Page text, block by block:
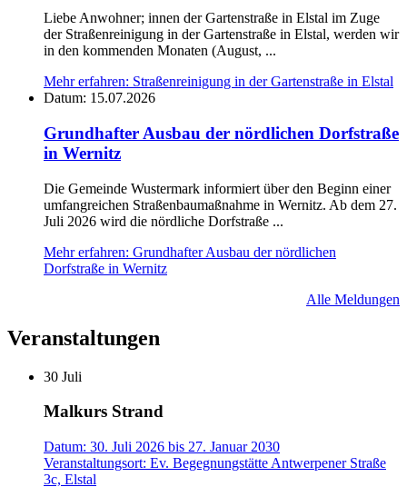
Liebe Anwohner; innen der Gartenstraße in Elstal im Zuge
der Straßenreinigung in der Gartenstraße in Elstal, werden wir
in den kommenden Monaten (August, ...
Mehr erfahren: Straßenreinigung in der Gartenstraße in Elstal
Datum: 15.07.2026
Grundhafter Ausbau der nördlichen Dorfstraße
in Wernitz
Die Gemeinde Wustermark informiert über den Beginn einer
umfangreichen Straßenbaumaßnahme in Wernitz. Ab dem 27.
Juli 2026 wird die nördliche Dorfstraße ...
Mehr erfahren: Grundhafter Ausbau der nördlichen
Dorfstraße in Wernitz
Alle Meldungen
Veranstaltungen
30 Juli
Malkurs Strand
Datum: 30. Juli 2026 bis 27. Januar 2030
Veranstaltungsort: Ev. Begegnungstätte Antwerpener Straße
3c, Elstal